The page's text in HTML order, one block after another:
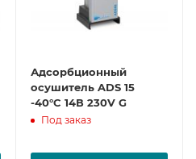
Адсорбционный
осушитель ADS 15
-40°C 14В 230V G
Под заказ